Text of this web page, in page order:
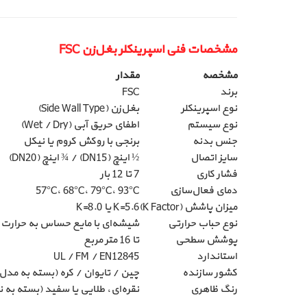
مشخصات فنی اسپرینکلر بغل‌زن FSC
مشخصه
مقدار
برند
FSC
نوع اسپرینکلر
بغل‌زن (Side Wall Type)
نوع سیستم
اطفای حریق آبی (Wet / Dry)
جنس بدنه
برنجی با روکش کروم یا نیکل
سایز اتصال
½ اینچ (DN15) / ¾ اینچ (DN20)
فشار کاری
7 تا 12 بار
دمای فعال‌سازی
57°C، 68°C، 79°C، 93°C
میزان پاشش (K Factor)
K=5.6 یا K=8.0
نوع حباب حرارتی
شیشه‌ای با مایع حساس به حرارت
پوشش سطحی
تا 16 متر مربع
استاندارد
UL / FM / EN12845
کشور سازنده
چین / تایوان / کره (بسته به
رنگ ظاهری
نقره‌ای، طلایی یا سفید (بسته